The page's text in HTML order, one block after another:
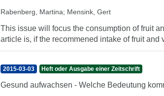
Rabenberg, Martina; Mensink, Gert
This issue will focus the consumption of fruit
article is, if the recommened intake of fruit
2015-03-03 Heft oder Ausgabe einer Zeitschrift
Gesund aufwachsen - Welche Bedeutung